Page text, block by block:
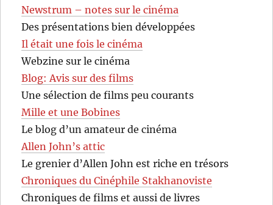
Newstrum – notes sur le cinéma
Des présentations bien développées
Il était une fois le cinéma
Webzine sur le cinéma
Blog: Avis sur des films
Une sélection de films peu courants
Mille et une Bobines
Le blog d’un amateur de cinéma
Allen John’s attic
Le grenier d’Allen John est riche en trésors
Chroniques du Cinéphile Stakhanoviste
Chroniques de films et aussi de livres